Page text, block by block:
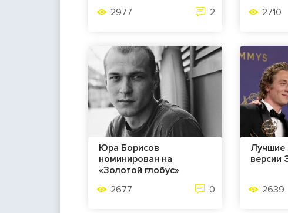
2977 2
2710
Юра Борисов
номинирован на
«Золотой глобус»
2677
0
Лучшие
версии
2639